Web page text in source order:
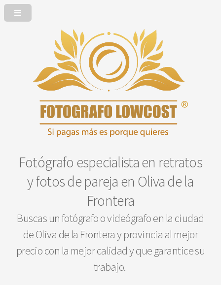
Fotógrafo especialista en retratos
y fotos de pareja en Oliva de la
Frontera
Buscas un fotógrafo o videógrafo en la ciudad
de Oliva de la Frontera y provincia al mejor
precio con la mejor calidad y que garantice su
trabajo.